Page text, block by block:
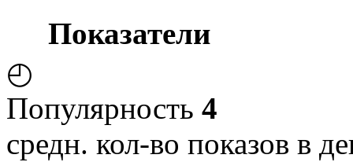
Показатели
◴
Популярность 4
средн. кол-во показов в